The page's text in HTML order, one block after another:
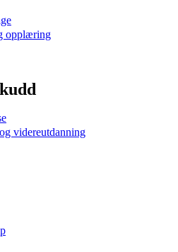
opplæring
videreutdanning